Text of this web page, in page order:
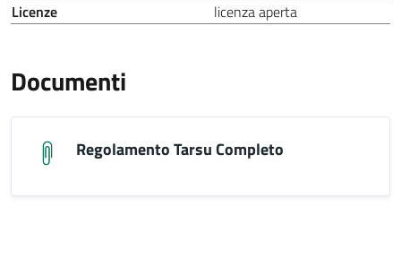
Licenze
licenza aperta
Documenti
Regolamento Tarsu Completo